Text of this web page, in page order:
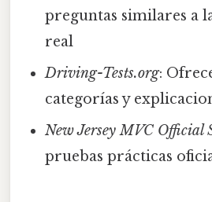
preguntas similares a
real
Driving-Tests.org:
categorías y
New Jersey MVC Official
pruebas prácticas